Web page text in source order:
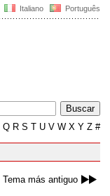
Italiano Português
Q R S T U V W X Y Z #
Tema más antiguo